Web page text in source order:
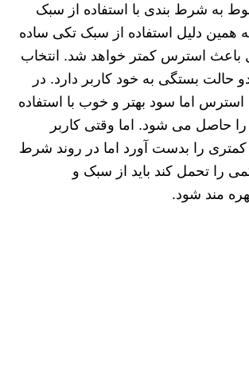
به شرط بندی با استفاده از سبک
دلیل استفاده از سبک تکی ساده
باعث استرس کمتر خواهد شد. انتخاب
حالت بستگی به خود کاربر دارد. در
اما سود بهتر و خوب با استفاده
حاصل می شود. اما وقتی کاربر
کمتری را بدست آورد اما در روند شرط
را تحمل کند باید از سبک و
مند شود.